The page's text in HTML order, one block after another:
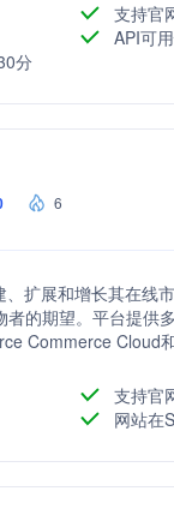
支持官
API可
分
6
扩展和增长其在线
的期望。平台提供
Commerce Cloud
支持官
网站在